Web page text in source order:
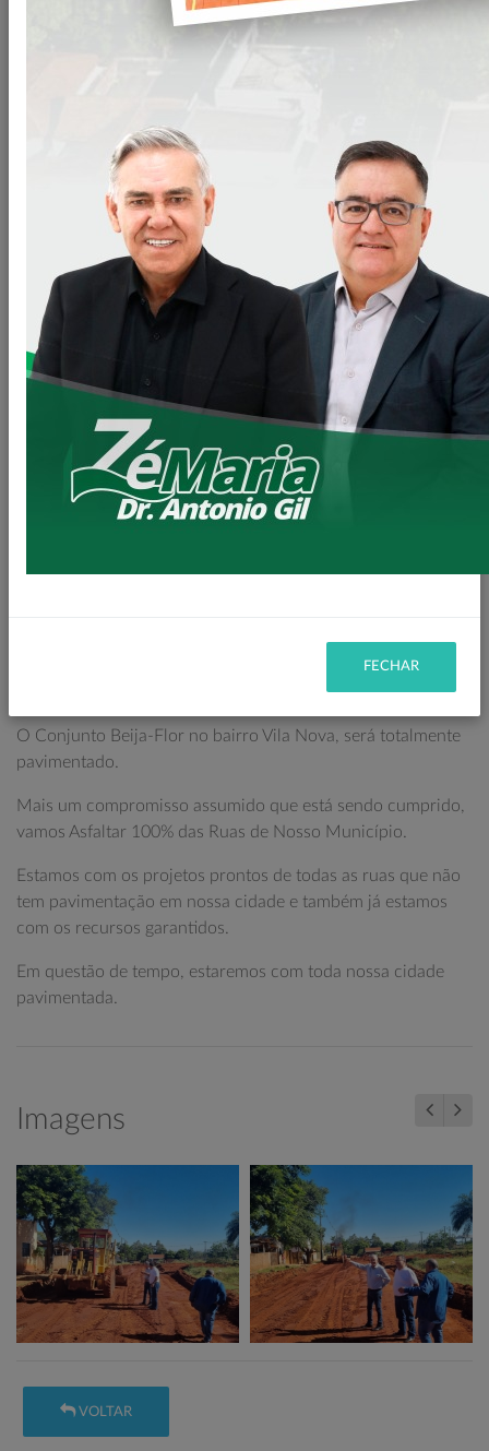
LOANDA EM OBRAS
Alô moradores do Conjunto Beija-Flor
Tem asfalto chegando!!!
Olá amigos e amigas Loandenses.
Isso mesmo, vamos asfaltar 100% das ruas atrás do
Um importante Conjunto de nossa querida Loanda vai
O Conjunto Beija-Flor no bairro Vila Nova, será totalmente
pavimentado.
Mais um compromisso assumido que está sendo cumprido,
vamos Asfaltar 100% das Ruas de Nosso Município.
Estamos com os projetos prontos de todas as ruas que não
tem pavimentação em nossa cidade e também já estamos
com os recursos garantidos.
Em questão de tempo, estaremos com toda nossa cidade
pavimentada.
Imagens
VOLTAR
FECHAR